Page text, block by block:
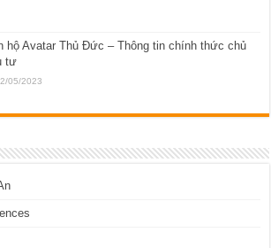
hộ Avatar Thủ Đức – Thông tin chính thức chủ
tư
05/2023